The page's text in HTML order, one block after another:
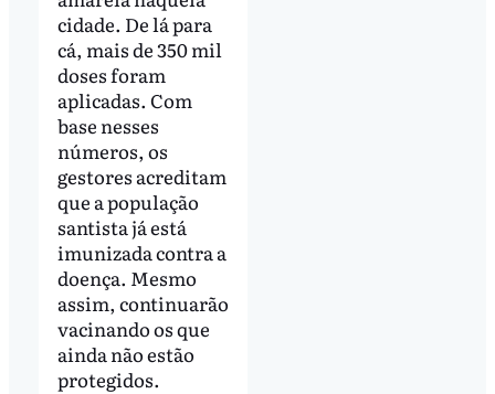
cidade. De lá para
cá, mais de 350 mil
doses foram
aplicadas. Com
base nesses
números, os
gestores acreditam
que a população
santista já está
imunizada contra a
doença. Mesmo
assim, continuarão
vacinando os que
ainda não estão
protegidos.